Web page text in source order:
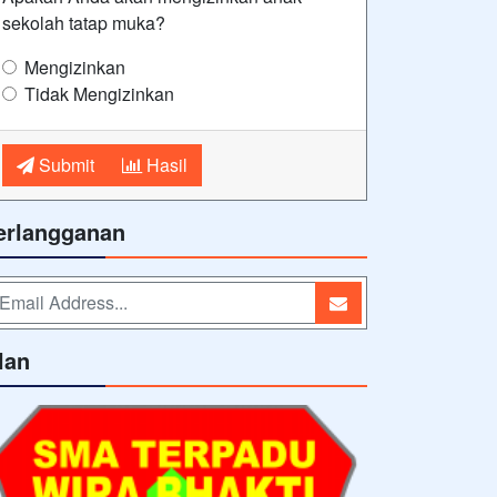
sekolah tatap muka?
Mengizinkan
Tidak Mengizinkan
Submit Hasil